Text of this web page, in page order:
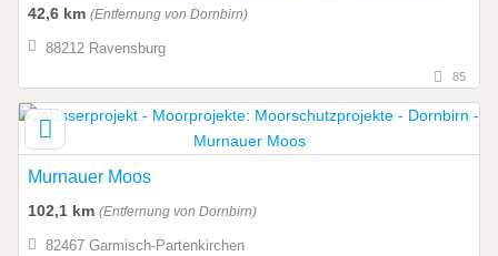
42,6 km (Entfernung von Dornbirn)
88212 Ravensburg
85
Murnauer Moos
102,1 km (Entfernung von Dornbirn)
82467 Garmisch-Partenkirchen